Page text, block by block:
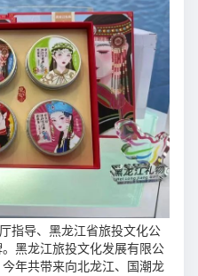
指导、黑龙江省旅投文化公
黑龙江旅投文化发展有限公
年共带来向北龙江、国潮龙